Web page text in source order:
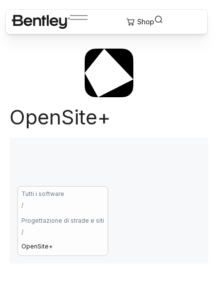
OpenSite+
Tutti i software
/
Progettazione di strade e siti
/
OpenSite+